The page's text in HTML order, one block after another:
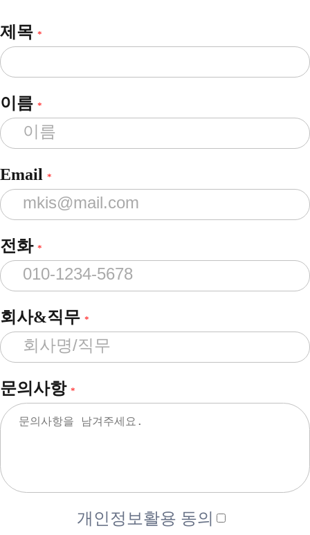
제목 *
이름 *
Email *
전화 *
회사&직무 *
문의사항 *
개인정보활용 동의